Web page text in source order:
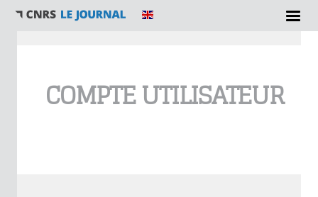
COMPTE UTILISATEUR